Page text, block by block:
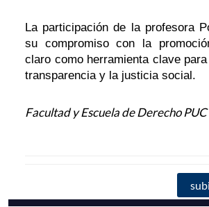
La participación de la profesora
su compromiso con la
claro como herramienta clave
transparencia y la justicia social.
Facultad y Escuela de Derecho